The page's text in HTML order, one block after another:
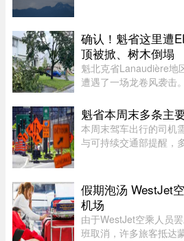
确认！魁省这里遭
顶被掀、树木倒塌
魁北克省Lanaudière地
遭遇了一场龙卷风袭击
认，当天形成的是一场
这场龙卷风是在一个弱
魁省本周末多条主
本周末驾车出行的司机
与可持续交通部提醒，
堵。20号高速（
假期泡汤 WestJet
机场
由于WestJet空乘人员
班取消，许多旅客抵达